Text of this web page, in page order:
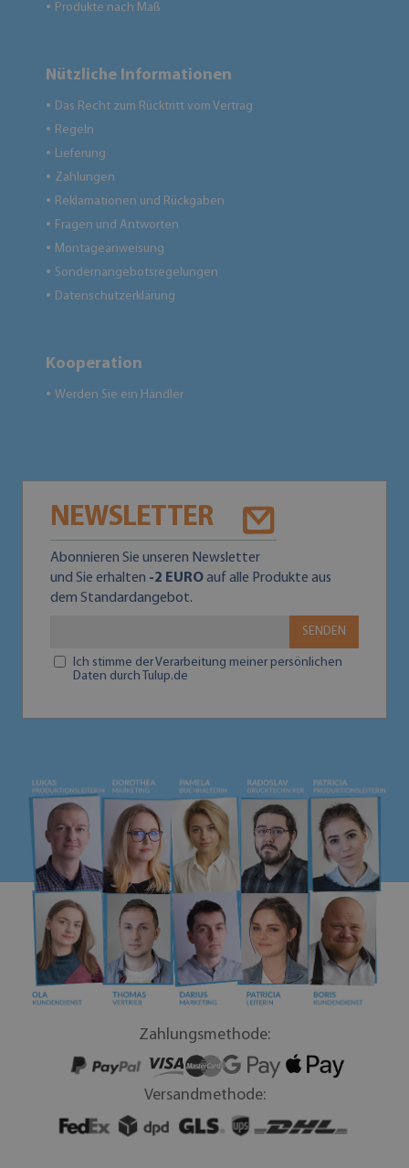
● Produkte nach Maß
Nützliche Informationen
● Das Recht zum Rücktritt vom Vertrag
● Regeln
● Lieferung
● Zahlungen
● Reklamationen und Rückgaben
● Fragen und Antworten
● Montageanweisung
● Sondernangebotsregelungen
● Datenschutzerklärung
Kooperation
● Werden Sie ein Händler
NEWSLETTER
Abonnieren Sie unseren Newsletter
und Sie erhalten -2 EUROauf alle Produkte aus
dem Standardangebot.
SENDEN
Ich stimme der Verarbeitung meiner persönlichen
Daten durch Tulup.de
Zahlungsmethode:
Versandmethode: